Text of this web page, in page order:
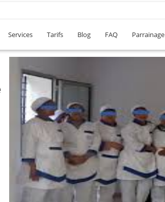
Services Tarifs Blog FAQ Parrainage